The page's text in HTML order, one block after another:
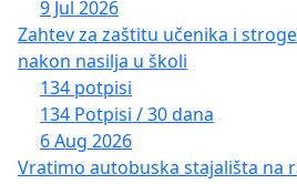
9 Jul 2026
Zahtev za zaštitu učenika i
nakon nasilja u školi
134 potpisi
134 Potpisi / 30 dana
6 Aug 2026
Vratimo autobuska stajališta na